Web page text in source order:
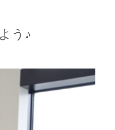
(卒業生の活躍)
う♪